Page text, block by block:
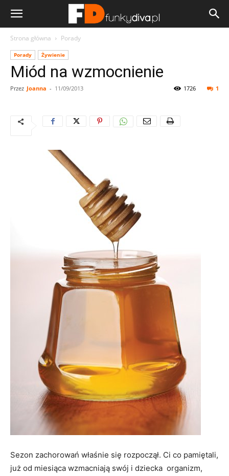
Strona główna Porady
Porady Żywienie
Miód na wzmocnienie
Przez Joanna - 11/09/2013 1
1726
Sezon zachorowań właśnie się rozpoczął. Ci co pamiętali,
już od miesiąca wzmacniają swój i dziecka organizm,